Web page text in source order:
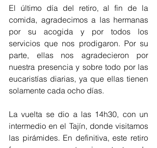
El último día del retiro, al fin de la
comida, agradecimos a las hermanas
por su acogida y por todos los
servicios que nos prodigaron. Por su
parte, ellas nos agradecieron por
nuestra presencia y sobre todo por las
eucaristías diarias, ya que ellas tienen
solamente cada ocho días.
La vuelta se dio a las 14h30, con un
intermedio en el Tajín, donde visitamos
las pirámides. En definitiva, este retiro